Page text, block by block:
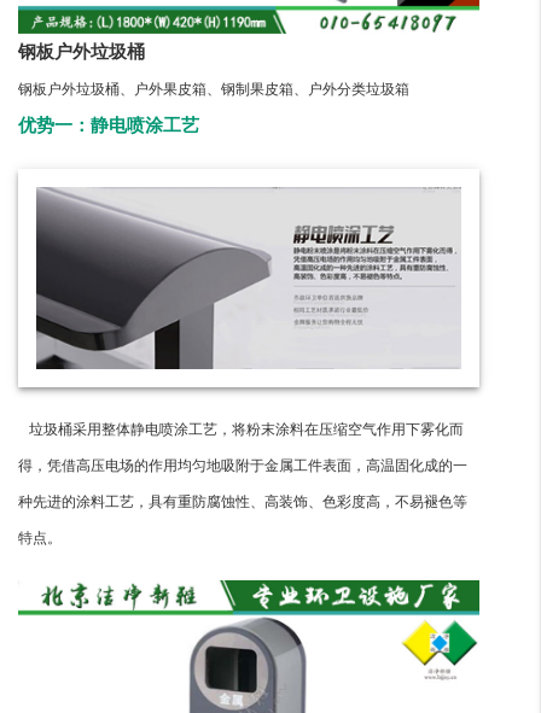
钢板户外垃圾桶
钢板户外垃圾桶、户外果皮箱、钢制果皮箱、户外分类垃圾箱
优势一：静电喷涂工艺
垃圾桶采用整体静电喷涂工艺，将粉末涂料在压缩空气作用下雾化而
得，凭借高压电场的作用均匀地吸附于金属工件表面，高温固化成的一
种先进的涂料工艺，具有重防腐蚀性、高装饰、色彩度高，不易褪色等
特点。